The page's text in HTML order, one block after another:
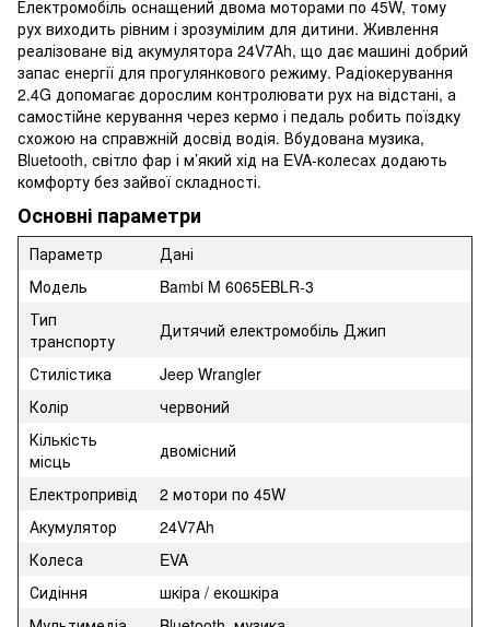
Електромобіль оснащений двома моторами по 45W, тому
рух виходить рівним і зрозумілим для дитини. Живлення
реалізоване від акумулятора 24V7Ah, що дає машині добрий
запас енергії для прогулянкового режиму. Радіокерування
2.4G допомагає дорослим контролювати рух на відстані, а
самостійне керування через кермо і педаль робить поїздку
схожою на справжній досвід водія. Вбудована музика,
Bluetooth, світло фар і м’який хід на EVA-колесах додають
комфорту без зайвої складності.
Основні параметри
Параметр
Дані
Модель
Bambi M 6065EBLR-3
Тип
транспорту
Дитячий електромобіль Джип
Стилістика
Jeep Wrangler
Колір
червоний
Кількість
місць
двомісний
Електропривід
2 мотори по 45W
Акумулятор
24V7Ah
Колеса
EVA
Сидіння
шкіра / екошкіра